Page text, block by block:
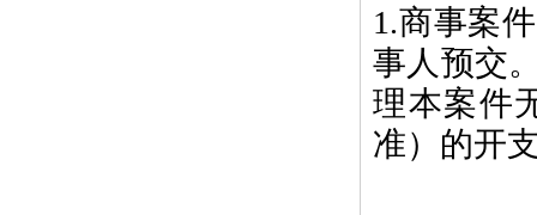
1.商事案
事人预交
理本案件
准）的开